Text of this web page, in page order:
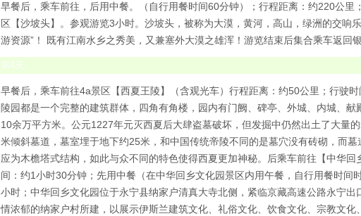
早餐后，乘车前往，后用中餐。（自行用餐时间60分钟）；行程距离：约220公
区【沙坡头】。参观游览3小时。沙坡头，被称为大漠，黄河，高山，绿洲的交响
游资源”！ 既有江南水乡之秀美，又兼塞外大漠之雄浑！游览结束后集合乘车返回银
第4天
早餐后，乘车前往4a景区【西夏王陵】（含观光车）行程距离：约50公里；行驶
陵园都是一个完整的建筑群体，四角有角楼，园内有门阙、碑亭、外城、内城、
10余万平方米。公元1227年元灭西夏后大肆盗墓破坏，但发掘中仍然出土了大量
米倾斜墓道，墓室埋于地下约25米，和中国传统帝陵不同的是墓穴没有砖砌，而
应为木檐塔式结构，如此与众不同的特色使得西夏更加神秘。后乘车前往【中华
间：约1小时30分钟；先用中餐（在中华回乡文化园景区内用午餐，自行用餐时间
小时；中华回乡文化园位于永宁县纳家户清真大寺北侧，紧临京藏高速公路永宁
情浓郁的纳家户村所建，以展示伊斯兰建筑文化、礼俗文化、饮食文化、宗教文